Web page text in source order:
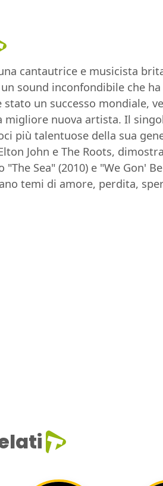
cantautrice e musicista
sound inconfondibile che
stato un successo mondiale,
migliore nuova artista. Il
più talentuose della sua
John e The Roots,
Sea" (2010) e "We Gon'
temi di amore, perdita,